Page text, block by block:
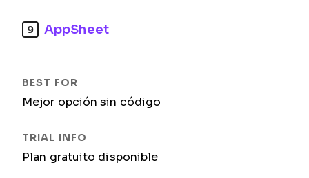
9 AppSheet
Mejor opción sin código
Plan gratuito disponible